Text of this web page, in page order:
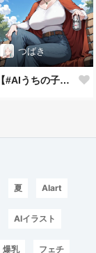
つばき
【#AIうちの子アピール週間】うちの子自己紹介
夏 AIart
AIイラスト
爆乳 フェチ